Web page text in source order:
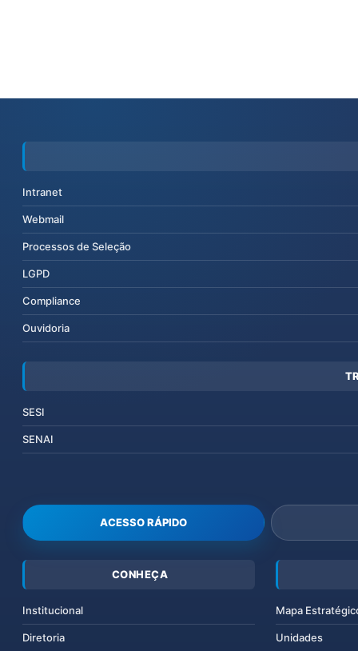
Intranet
Webmail
Processos de Seleção
LGPD
Compliance
Ouvidoria
SESI
SENAI
ACESSO RÁPIDO
CONHEÇA
Institucional
Diretoria
Mapa
Unidades